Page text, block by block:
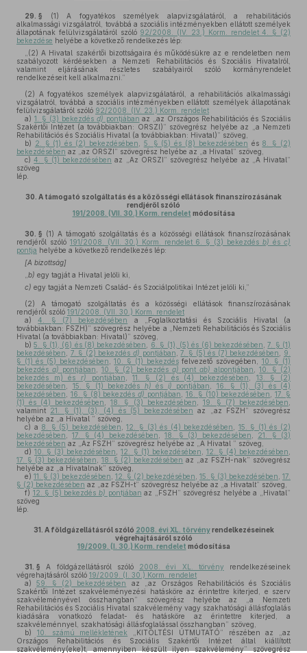
29. § (1) A fogyatékos személyek alapvizsgálatáról, a rehabilitációs
alkalmassági vizsgálatról, továbbá a szociális intézményekben ellátott személyek
állapotának felülvizsgálatáról szóló 92/2008. (IV. 23.) Korm. rendelet 4. § (2)
bekezdése helyébe a következő rendelkezés lép:
„(2) A Hivatal szakértői bizottságaira és működésükre az e rendeletben nem
szabályozott kérdésekben a Nemzeti Rehabilitációs és Szociális Hivatalról,
valamint eljárásának részletes szabályairól szóló kormányrendelet
rendelkezéseit kell alkalmazni.”
(2) A fogyatékos személyek alapvizsgálatáról, a rehabilitációs alkalmassági
vizsgálatról, továbbá a szociális intézményekben ellátott személyek állapotának
felülvizsgálatáról szóló 92/2008. (IV. 23.) Korm. rendelet
a) 1. § (3) bekezdés d) pontjában az „az Országos Rehabilitációs és Szociális
Szakértői Intézet (a továbbiakban: ORSZI)” szövegrész helyébe az „a Nemzeti
Rehabilitációs és Szociális Hivatal (a továbbiakban: Hivatal)” szöveg,
b) 2. § (1) és (2) bekezdésében 5. § (5) és (8) bekezdésében és 8. § (2)
bekezdésében az „az ORSZI” szövegrész helyébe az „a Hivatal” szöveg,
c) 4. § (1) bekezdésében az „Az ORSZI” szövegrész helyébe az „A Hivatal”
szöveg
lép.
30. A támogató szolgáltatás és a közösségi ellátások finanszírozásának
rendjéről szóló
191/2008. (VII. 30.) Korm. rendelet módosítása
30. § (1) A támogató szolgáltatás és a közösségi ellátások finanszírozásának
rendjéről szóló 191/2008. (VII. 30.) Korm. rendelet 6. § (3) bekezdésb) ésc)
pontja helyébe a következő rendelkezés lép:
[A bizottság]
b) egy tagját a Hivatal jelöli ki,
c) egy tagját a Nemzeti Család- és Szociálpolitikai Intézet jelöli ki,”
(2) A támogató szolgáltatás és a közösségi ellátások finanszírozásának
rendjéről szóló 191/2008. (VII. 30.) Korm. rendelet
a)
4. § (7) bekezdésében
a „Foglalkoztatási és Szociális Hivatal (a
továbbiakban: FSZH)” szövegrész helyébe a „Nemzeti Rehabilitációs és Szociális
Hivatal (a továbbiakban: Hivatal)” szöveg,
b) 5. § (1), (6) és (8) bekezdésében 6. § (1), (5) és (6) bekezdésében ,7. § (1)
bekezdésében
7. § (2) bekezdésd) pontjában ,7. § (5) és (7) bekezdésében
9.
§ (1) és (5) bekezdésében ,10. § (1) bekezdésfelvezető szövegében, 10. § (1)
bekezdés a) pontjában 10. § (2) bekezdés a) pontab) alpontjában ,10. § (2)
bekezdés m) ésr) pontjában ,11. § (2) és (4) bekezdésében
13. § (2)
bekezdésében
15. § (1) bekezdés h) és i) pontjában
16. § (1), (3) és (4)
bekezdésében
16. § (8) bekezdésd) pontjában 16. § (10) bekezdésében ,17. §
(1) és (4) bekezdésében
,18. § (3) bekezdésében 19. § (7) bekezdésében
valamint 21. § (1), (3), (4) és (5) bekezdésében az „az FSZH” szövegrész
helyébe az „a Hivatal ” szöveg,
c) a 8. § (5) bekezdésében ,12. § (3) és (4) bekezdésében
15. § (1) és (2)
bekezdésében ,17. § (4) bekezdésében ,18. § (3) bekezdésében
21. § (3)
bekezdésében az „Az FSZH” szövegrész helyébe az „A Hivatal ” szöveg,
d) 10. § (3) bekezdésében ,12. § (1) bekezdésében 12. § (4) bekezdésében
17. § (3) bekezdésében
18. § (2) bekezdésében az „az FSZH-nak” szövegrész
helyébe az „a Hivatalnak” szöveg,
e) 11. § (3) bekezdésében 12. § (2) bekezdésében 15. § (3) bekezdésében 17.
§ (2) bekezdésében az „az FSZH-t” szövegrész helyébe az „a Hivatalt” szöveg,
f) 12. § (5) bekezdés b) pontjában az „FSZH” szövegrész helyébe a „Hivatal”
szöveg
lép.
31. A földgázellátásról szóló 2008. évi XL. törvényrendelkezéseinek
végrehajtásáról szóló
19/2009. (I. 30.) Korm. rendelet módosítása
31. § A földgázellátásról szóló 2008. évi XL. törvény rendelkezéseinek
végrehajtásáról szóló 19/2009. (I. 30.) Korm. rendelet
a)
59. § (2) bekezdésében
az „az Országos Rehabilitációs és Szociális
Szakértői Intézet szakvéleményezési hatásköre az érintettre kiterjed, e szerv
szakvéleményével összhangban” szövegrész helyébe az „a Nemzeti
Rehabilitációs és Szociális Hivatal szakvélemény vagy szakhatósági állásfoglalás
kiadására vonatkozó feladat- és hatásköre az érintettre kiterjed, a
szakvéleménnyel, szakhatósági állásfoglalással összhangban” szöveg,
b)
10. számú mellékletének
„KITÖLTÉSI ÚTMUTATÓ” részében az „az
Országos Rehabilitációs és Szociális Szakértői Intézet által kiállított
szakvélemény(eke)t, amennyiben készült ilyen szakvélemény” szövegrész